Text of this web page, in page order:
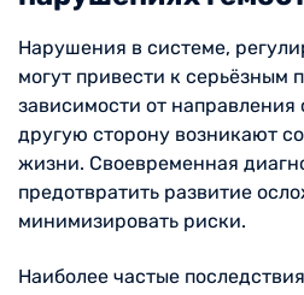
Нарушения в системе,
могут привести к серьёзным
зависимости от направления
другую сторону возникают
жизни. Своевременная
предотвратить развитие
минимизировать риски.
Наиболее частые